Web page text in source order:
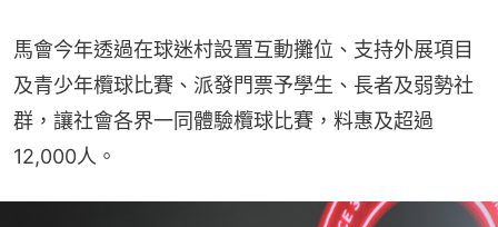
馬會今年透過在球迷村設置互動攤位、支持外展項目
及青少年欖球比賽、派發門票予學生、長者及弱勢社
群，讓社會各界一同體驗欖球比賽，料惠及超過
12,000人。